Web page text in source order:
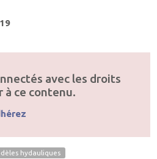
avec les droits
à ce contenu.
hydauliques